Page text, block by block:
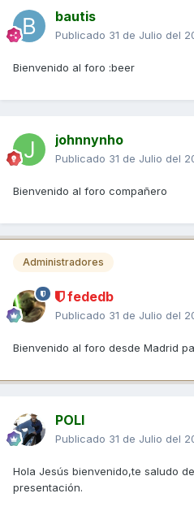
bautis
Publicado 31 de Julio del
Bienvenido al foro :beer
johnnynho
Publicado 31 de Julio del
Bienvenido al foro compañero
Administradores
fededb
Publicado 31 de Julio del
Bienvenido al foro desde Madrid
POLI
Publicado 31 de Julio del
Hola Jesús bienvenido,te saludo
presentación.